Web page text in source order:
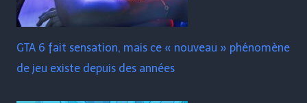
GTA 6 fait sensation, mais ce « nouveau » phénomène
de jeu existe depuis des années